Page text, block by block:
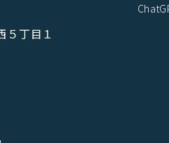
５丁目１